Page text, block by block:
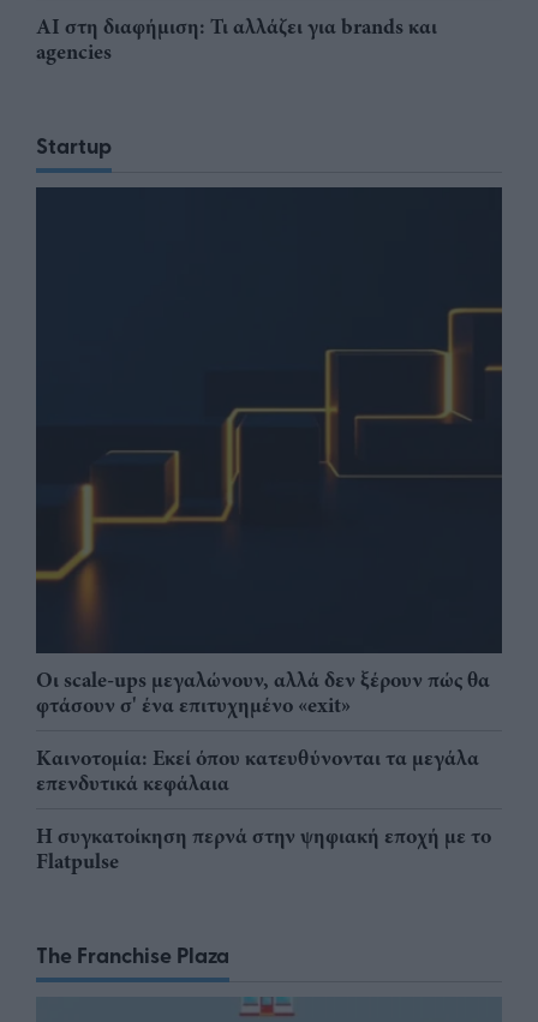
AI στη διαφήμιση: Τι αλλάζει για brands και
agencies
Startup
Οι scale-ups μεγαλώνουν, αλλά δεν ξέρουν πώς θα
φτάσουν σ' ένα επιτυχημένο «exit»
Καινοτομία: Εκεί όπου κατευθύνονται τα μεγάλα
επενδυτικά κεφάλαια
Η συγκατοίκηση περνά στην ψηφιακή εποχή με το
Flatpulse
The Franchise Plaza